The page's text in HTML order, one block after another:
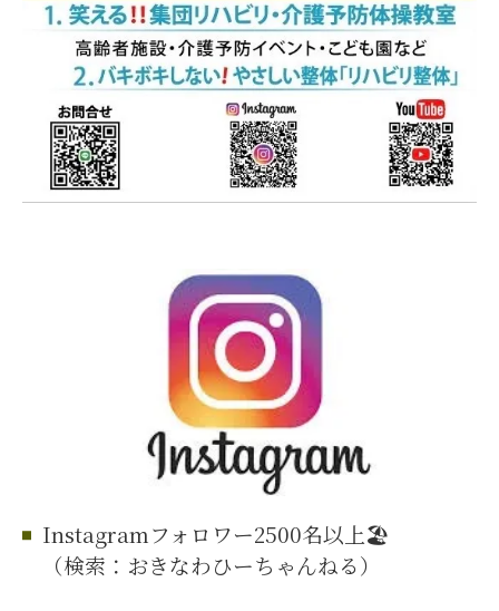
Instagramフォロワー2500名以上🏖️
（検索：おきなわひーちゃんねる）